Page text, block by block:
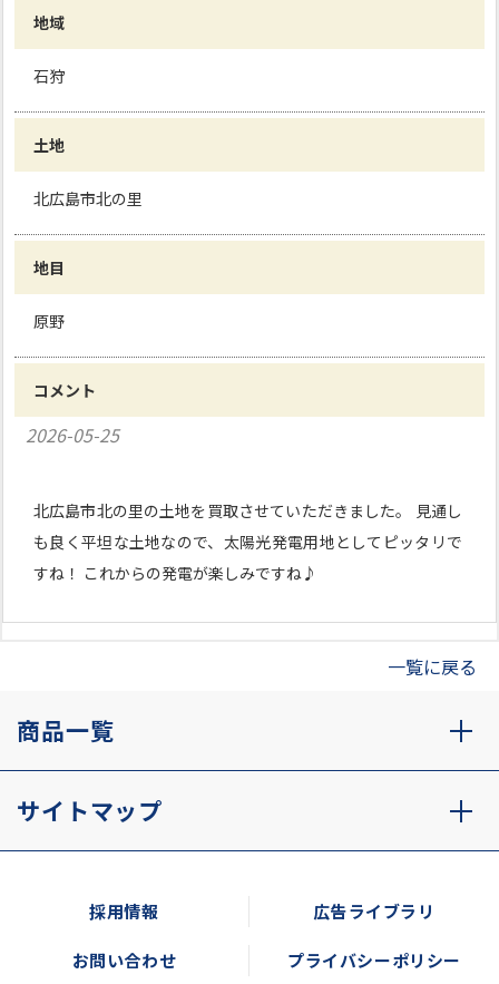
地域
石狩
土地
北広島市北の里
地目
原野
コメント
2026-05-25
北広島市北の里の土地を買取させていただきました。 見通し
も良く平坦な土地なので、太陽光発電用地としてピッタリで
すね！ これからの発電が楽しみですね♪
一覧に戻る
商品一覧
サイトマップ
採用情報 広告ライブラリ
お問い合わせ プライバシーポリシー